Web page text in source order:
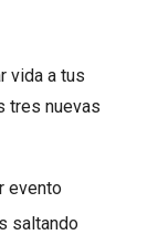
vida a tus
tres nuevas
evento
saltando